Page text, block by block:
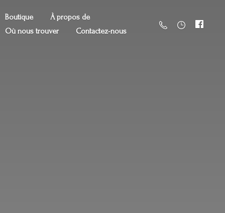
Boutique
À propos de
Où nous trouver
Contactez-nous